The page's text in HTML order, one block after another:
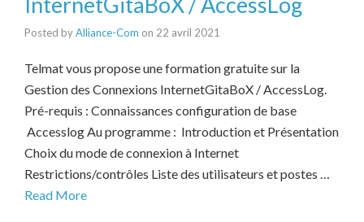
Posted byAlliance-Com on 22 avril 2021
Telmat vous propose une formation gratuite sur la
Gestion des Connexions InternetGitaBoX / AccessLog.
Pré-requis : Connaissances configuration de base
Accesslog Au programme : Introduction et Présentation
Choix du mode de connexion à Internet
Restrictions/contrôles Liste des utilisateurs et postes …
Read More